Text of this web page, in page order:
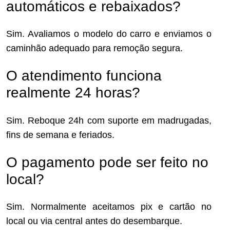
automáticos e rebaixados?
Sim. Avaliamos o modelo do carro e enviamos o
caminhão adequado para remoção segura.
O atendimento funciona
realmente 24 horas?
Sim. Reboque 24h com suporte em madrugadas,
fins de semana e feriados.
O pagamento pode ser feito no
local?
Sim. Normalmente aceitamos pix e cartão no
local ou via central antes do desembarque.